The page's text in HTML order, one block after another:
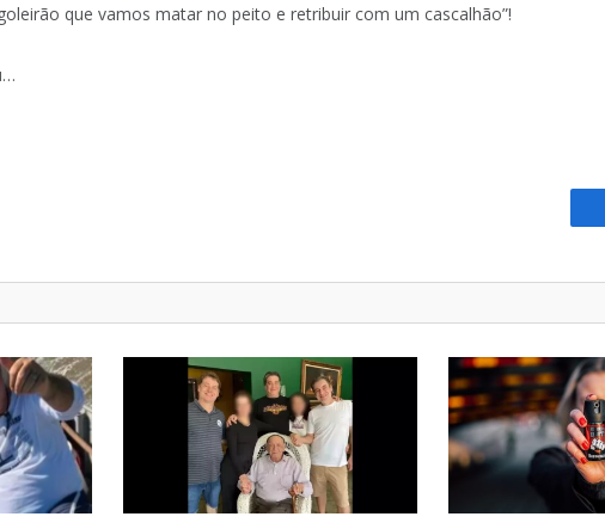
que vamos matar no peito e retribuir com um cascalhão”!